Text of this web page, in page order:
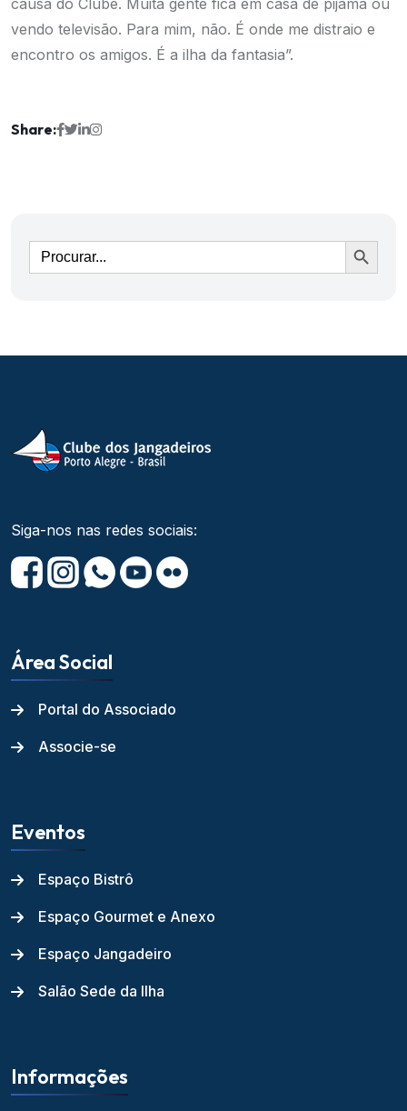
causa do Clube. Muita gente fica em casa de pijama ou
vendo televisão. Para mim, não. É onde me distraio e
encontro os amigos. É a ilha da fantasia”.
Share:
Ir
Siga-nos nas redes sociais:
Área Social
Portal do Associado
Associe-se
Eventos
Espaço Bistrô
Espaço Gourmet e Anexo
Espaço Jangadeiro
Salão Sede da Ilha
Informações